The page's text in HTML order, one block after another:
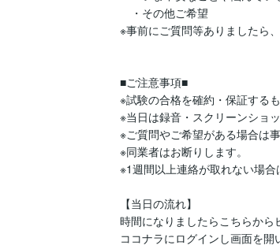
・その他ご希望
※事前にご質問等ありましたら
■ご注意事項■
※試験の合格を確約・保証する
※当日は録音・スクリーンショ
※ご質問やご希望がある場合は
※同業者はお断りします。
※1週間以上連絡が取れない場合
【当日の流れ】
時間になりましたらこちらから
ココナラにログインし画面を開